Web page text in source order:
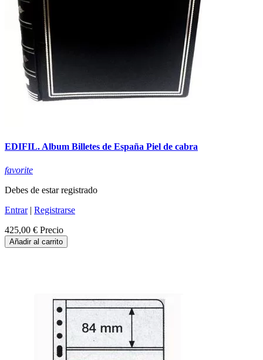
EDIFIL. Album Billetes de España Piel de cabra
favorite
Debes de estar registrado
Entrar| Registrarse
425,00 € Precio
Añadir al carrito